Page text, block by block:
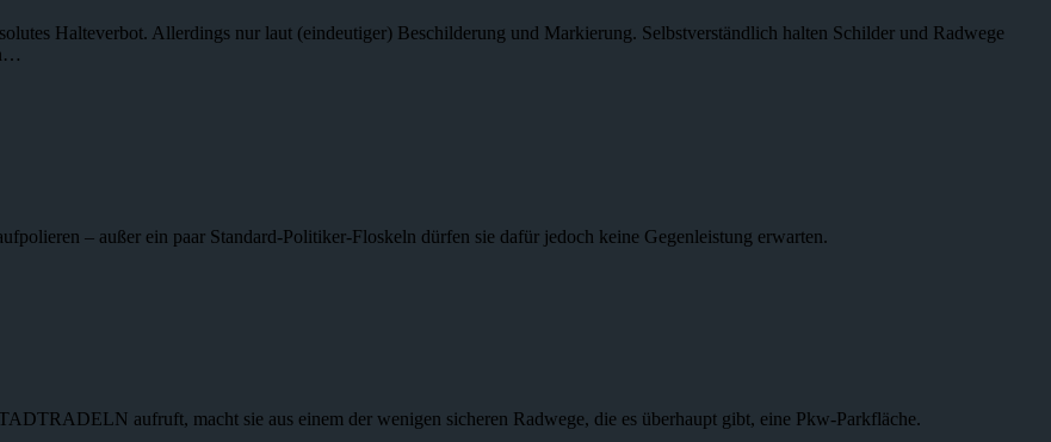
Halteverbot. Allerdings nur laut (eindeutiger) Beschilderung und Markierung. Selbstverständlich halten Schilder und Radwege
– außer ein paar Standard-Politiker-Floskeln dürfen sie dafür jedoch keine Gegenleistung erwarten.
aufruft, macht sie aus einem der wenigen sicheren Radwege, die es überhaupt gibt, eine Pkw-Parkfläche.